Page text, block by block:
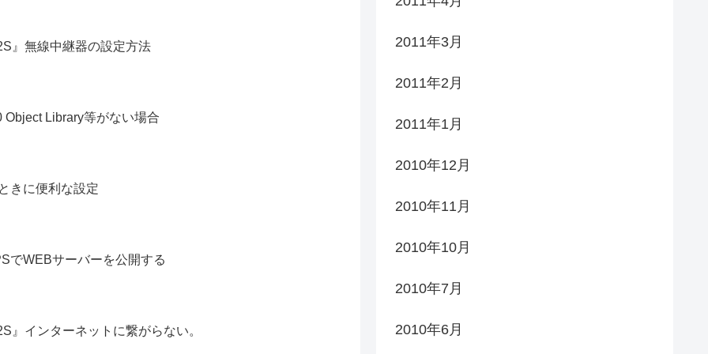
』無線中継器の設定方法
Library等がない場合
きに便利な設定
でWEBサーバーを公開する
』インターネットに繋がらない。
2011年3月
2011年2月
2011年1月
2010年12月
2010年11月
2010年10月
2010年7月
2010年6月